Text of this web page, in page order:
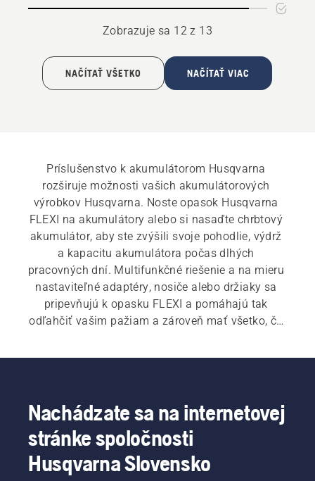
Zobrazuje sa 12 z 13
NAČÍTAŤ VŠETKO NAČÍTAŤ VIAC
Príslušenstvo k akumulátorom Husqvarna
rozširuje možnosti vašich akumulátorových
výrobkov Husqvarna. Noste opasok Husqvarna
FLEXI na akumulátory alebo si nasaďte chrbtový
akumulátor, aby ste zvýšili svoje pohodlie, výdrž
a kapacitu akumulátora počas dlhých
pracovných dní. Multifunkčné riešenie a na mieru
nastaviteľné adaptéry, nosiče alebo držiaky sa
pripevňujú k opasku FLEXI a pomáhajú tak
odľahčiť vašim pažiam a zároveň mať všetko, čo
nabíjačky a úložné riešenia tiež zaistia, že vaše
Nachádzate sa na internetovej
stránke spoločnosti
Husqvarna Slovensko